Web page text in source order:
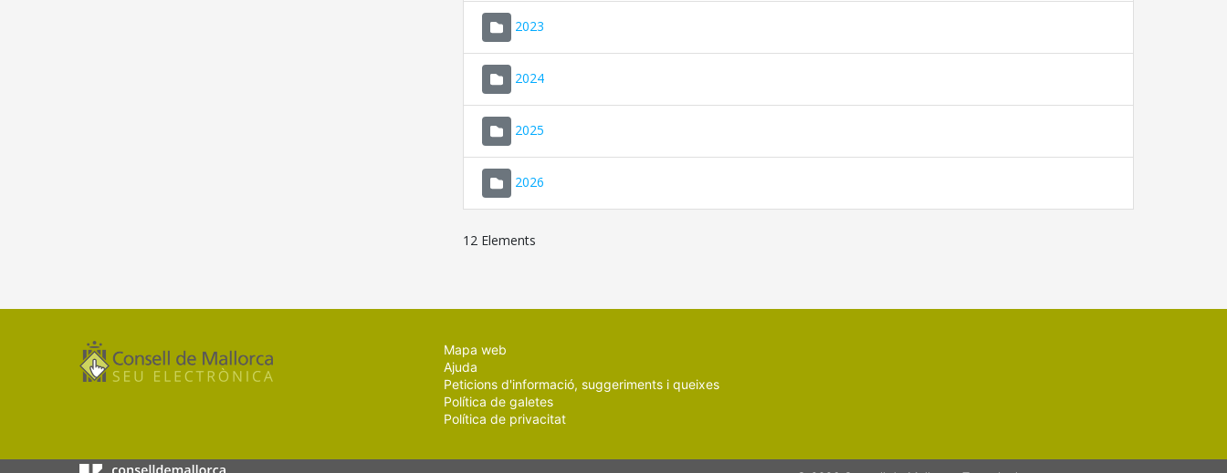
2023
2024
2025
2026
12 Elements
Mapa web
Ajuda
Peticions d'informació, suggeriments i queixes
Política de galetes
Política de privacitat